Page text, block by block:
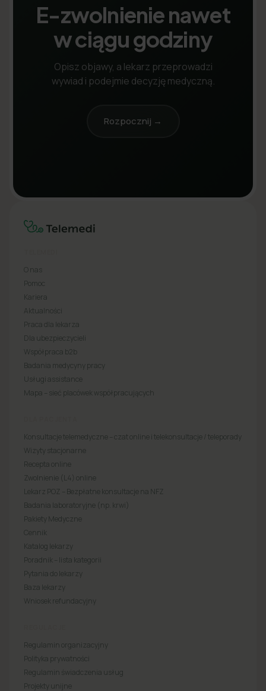
E-zwolnienie nawet
w ciągu godziny
Opisz objawy, a lekarz przeprowadzi
wywiad i podejmie decyzję medyczną.
Rozpocznij →
O nas
Pomoc
Kariera
Aktualności
Praca dla lekarza
Dla ubezpieczycieli
Współpraca b2b
Badania medycyny pracy
Usługi assistance
Mapa – sieć placówek współpracujących
Konsultacje telemedyczne – czat online i telekonsultacje / teleporady
Wizyty stacjonarne
Recepta online
Zwolnienie (L4) online
Lekarz POZ – Bezpłatne konsultacje na NFZ
Badania laboratoryjne (np. krwi)
Pakiety Medyczne
Cennik
Katalog lekarzy
Poradnik – lista kategorii
Pytania do lekarzy
Baza lekarzy
Wniosek refundacyjny
Regulamin organizacyjny
Polityka prywatności
Regulamin świadczenia usług
Projekty unijne